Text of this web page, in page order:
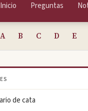
Inicio Preguntas
A B C D E
de cata